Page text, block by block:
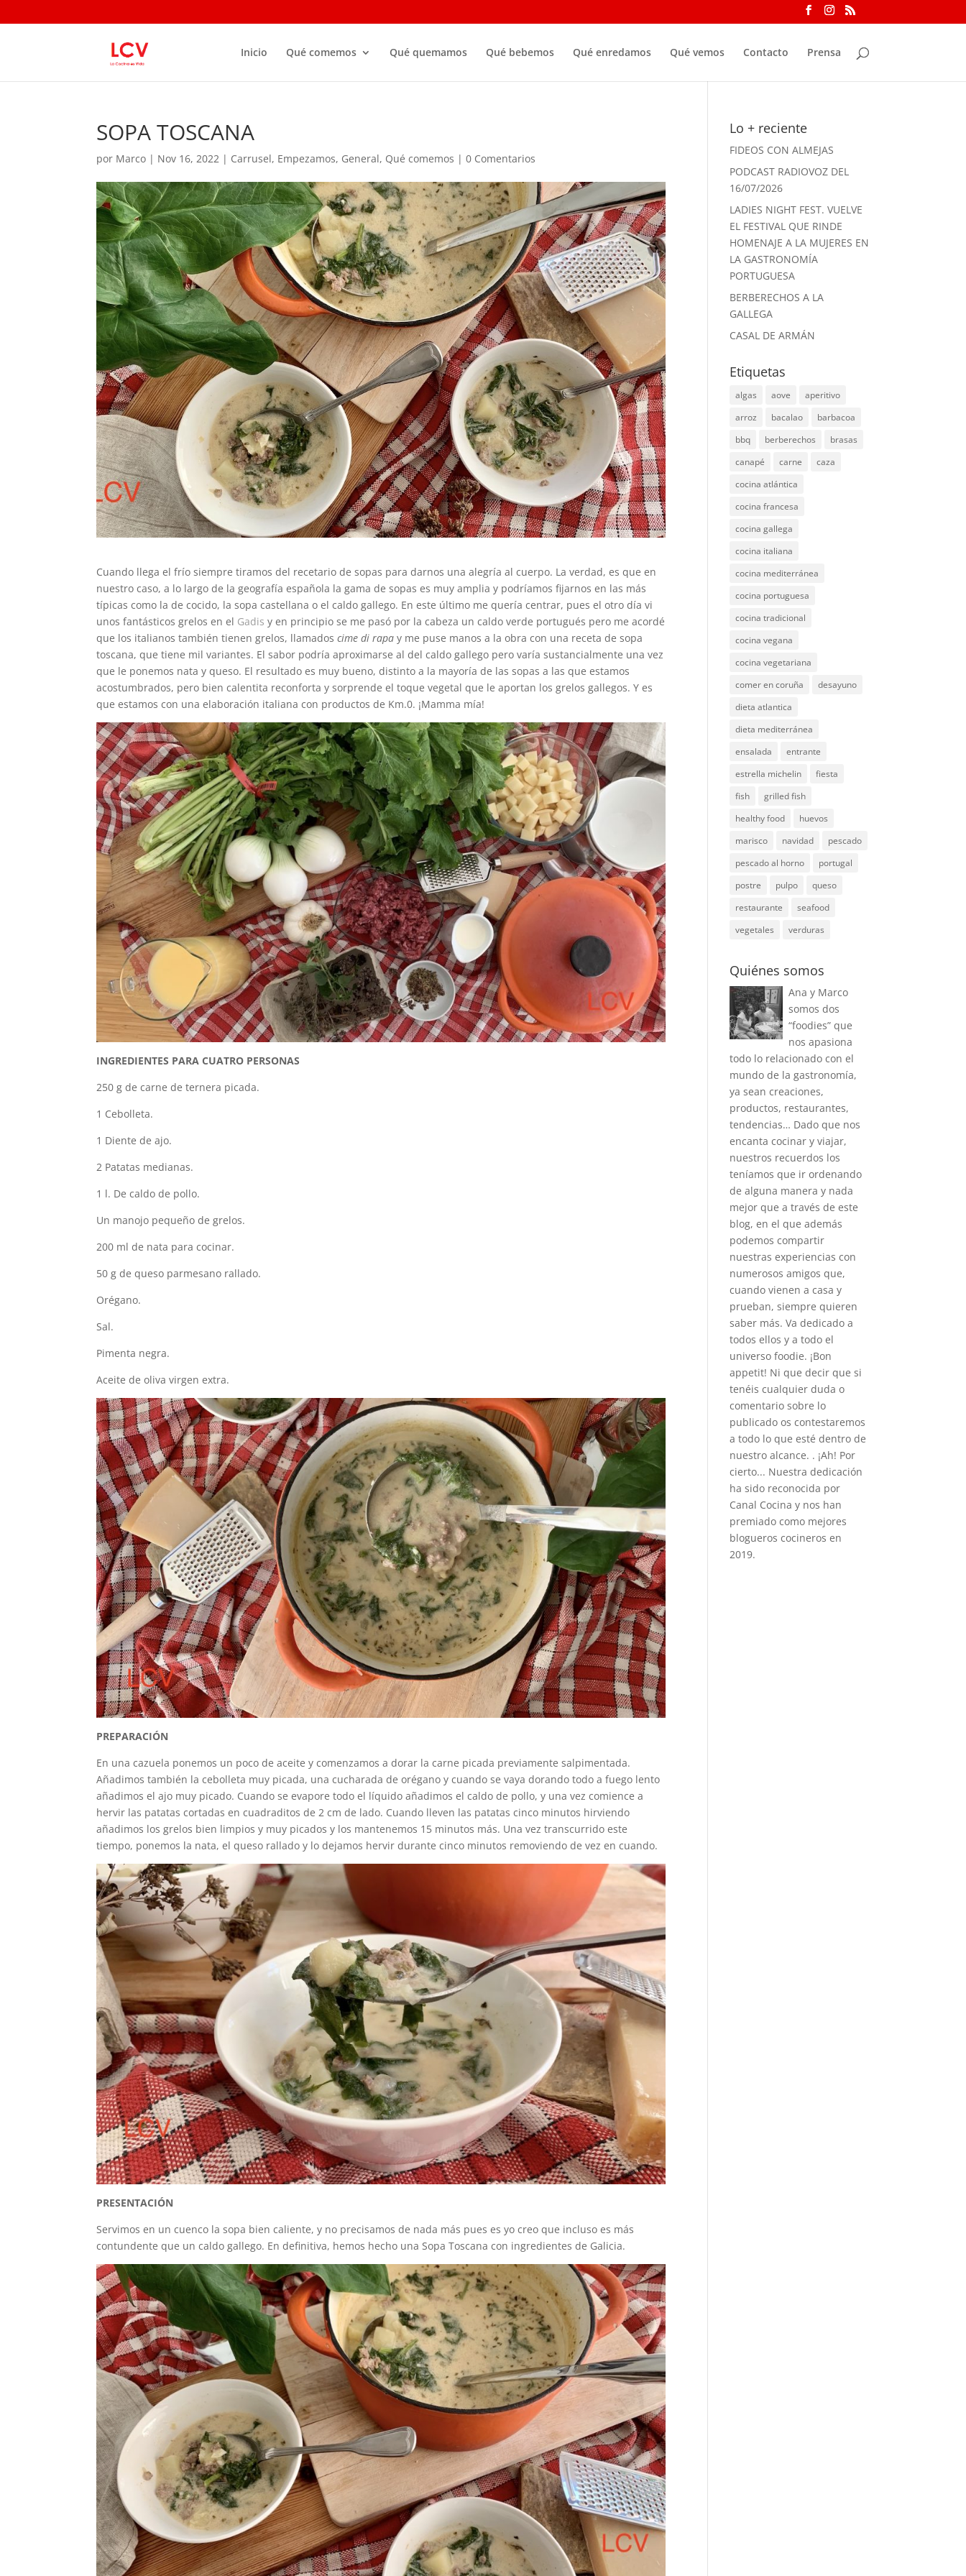
Inicio Qué comemos Qué quemamos Qué bebemos Qué enredamos Qué vemos Contacto Prensa
SOPA TOSCANA
por Marco | Nov 16, 2022 | Carrusel, Empezamos, General, Qué comemos |0 Comentarios
Cuando llega el frío siempre tiramos del recetario de sopas para darnos una alegría al cuerpo. La verdad, es que en
nuestro caso, a lo largo de la geografía española la gama de sopas es muy amplia y podríamos fijarnos en las más
típicas como la de cocido, la sopa castellana o el caldo gallego. En este último me quería centrar, pues el otro día vi
unos fantásticos grelos en el Gadis y en principio se me pasó por la cabeza un caldo verde portugués pero me acordé
que los italianos también tienen grelos, llamadoscime di rapa y me puse manos a la obra con una receta de sopa
toscana, que tiene mil variantes. El sabor podría aproximarse al del caldo gallego pero varía sustancialmente una vez
que le ponemos nata y queso. El resultado es muy bueno, distinto a la mayoría de las sopas a las que estamos
acostumbrados, pero bien calentita reconforta y sorprende el toque vegetal que le aportan los grelos gallegos. Y es
que estamos con una elaboración italiana con productos de Km.0. ¡Mamma mía!
INGREDIENTES PARA CUATRO PERSONAS
250 g de carne de ternera picada.
1 Cebolleta.
1 Diente de ajo.
2 Patatas medianas.
1 l. De caldo de pollo.
Un manojo pequeño de grelos.
200 ml de nata para cocinar.
50 g de queso parmesano rallado.
Orégano.
Sal.
Pimenta negra.
Aceite de oliva virgen extra.
PREPARACIÓN
En una cazuela ponemos un poco de aceite y comenzamos a dorar la carne picada previamente salpimentada.
Añadimos también la cebolleta muy picada, una cucharada de orégano y cuando se vaya dorando todo a fuego lento
añadimos el ajo muy picado. Cuando se evapore todo el líquido añadimos el caldo de pollo, y una vez comience a
hervir las patatas cortadas en cuadraditos de 2 cm de lado. Cuando lleven las patatas cinco minutos hirviendo
añadimos los grelos bien limpios y muy picados y los mantenemos 15 minutos más. Una vez transcurrido este
tiempo, ponemos la nata, el queso rallado y lo dejamos hervir durante cinco minutos removiendo de vez en cuando.
PRESENTACIÓN
Servimos en un cuenco la sopa bien caliente, y no precisamos de nada más pues es yo creo que incluso es más
contundente que un caldo gallego. En definitiva, hemos hecho una Sopa Toscana con ingredientes de Galicia.
Lo + reciente
FIDEOS CON ALMEJAS
PODCAST RADIOVOZ DEL
16/07/2026
LADIES NIGHT FEST. VUELVE
EL FESTIVAL QUE RINDE
HOMENAJE A LA MUJERES EN
LA GASTRONOMÍA
PORTUGUESA
BERBERECHOS A LA
GALLEGA
CASAL DE ARMÁN
Etiquetas
algas aove
aperitivo
arroz
bacalao
barbacoa
bbq
berberechos
brasas
canapé
carne
caza
cocina atlántica
cocina francesa
cocina gallega
cocina italiana
cocina mediterránea
cocina portuguesa
cocina tradicional
cocina vegana
cocina vegetariana
comer en coruña
desayuno
dieta atlantica
dieta mediterránea
ensalada
entrante
estrella michelin
fiesta
fish
grilled fish
healthy food
huevos
marisco
navidad
pescado
pescado al horno
portugal
postre
pulpo
queso
restaurante
seafood
vegetales
verduras
Quiénes somos
Ana y Marco
somos dos
“foodies” que
nos apasiona
todo lo relacionado con el
mundo de la gastronomía,
ya sean creaciones,
productos, restaurantes,
tendencias… Dado que nos
encanta cocinar y viajar,
nuestros recuerdos los
teníamos que ir ordenando
de alguna manera y nada
mejor que a través de este
blog, en el que además
podemos compartir
nuestras experiencias con
numerosos amigos que,
cuando vienen a casa y
prueban, siempre quieren
saber más. Va dedicado a
todos ellos y a todo el
universo foodie. ¡Bon
appetit! Ni que decir que si
tenéis cualquier duda o
comentario sobre lo
publicado os contestaremos
a todo lo que esté dentro de
nuestro alcance. . ¡Ah! Por
cierto... Nuestra dedicación
ha sido reconocida por
Canal Cocina y nos han
premiado como mejores
blogueros cocineros en
2019.